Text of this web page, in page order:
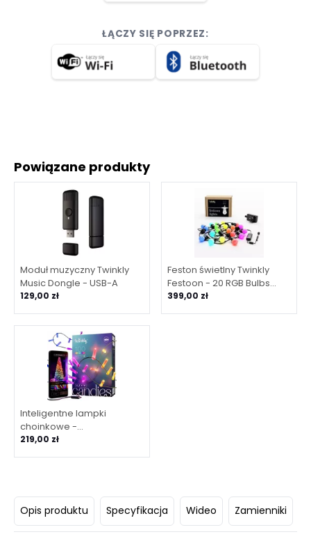
ŁĄCZY SIĘ POPRZEZ:
Powiązane produkty
Moduł muzyczny Twinkly
Music Dongle - USB-A
129,00 zł
Feston świetlny Twinkly
Festoon - 20 RGB Bulbs
String, czarny kabel
399,00 zł
Inteligentne lampki
choinkowe -
świeczkiTwinkly Strings
219,00 zł
Opis produktu Specyfikacja Wideo Zamienniki